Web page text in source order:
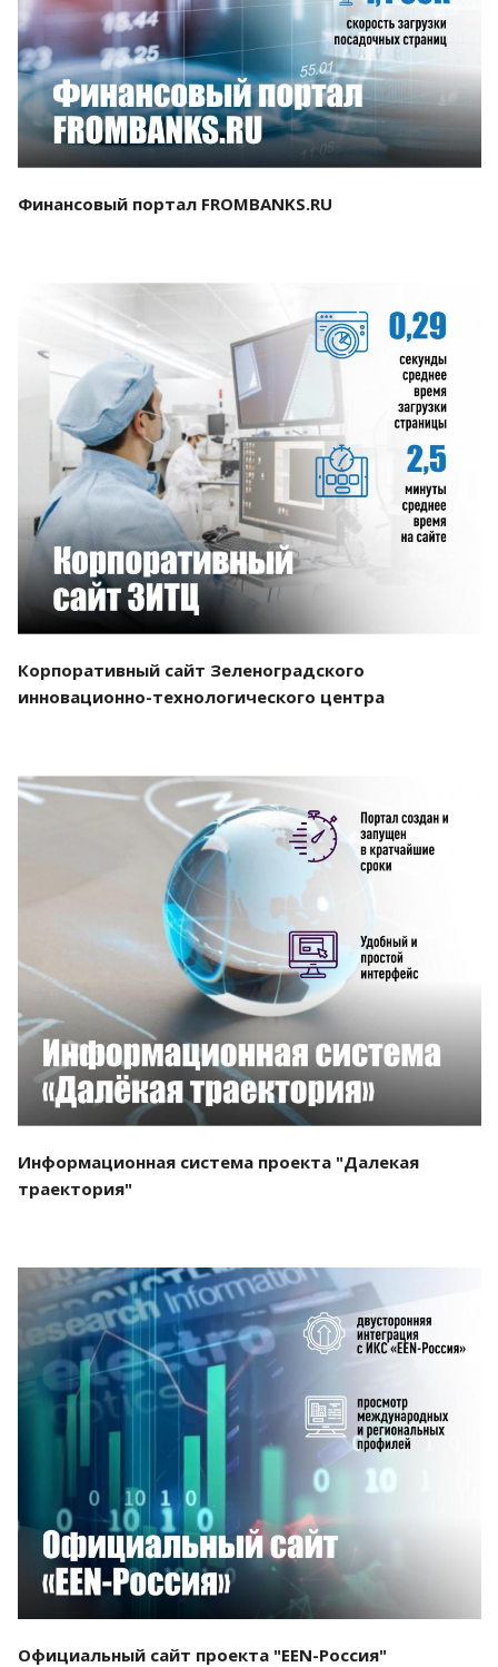
Смотреть проект
Финансовый портал FROMBANKS.RU
Смотреть проект
Корпоративный сайт Зеленоградского
инновационно-технологического центра
Смотреть проект
Информационная система проекта "Далекая
траектория"
Смотреть проект
Официальный сайт проекта "EEN-Россия"